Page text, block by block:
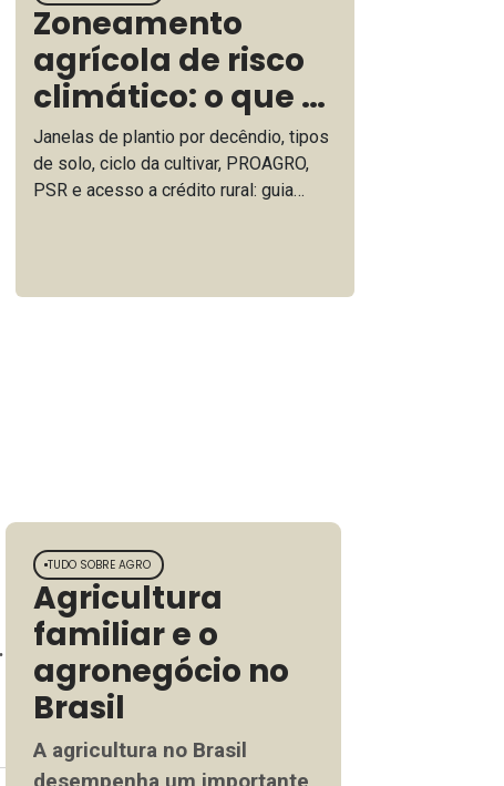
Zoneamento
agrícola de risco
climático: o que é
o ZARC e como
usar para
planejar a safra
Janelas de plantio por decêndio, tipos
de solo, ciclo da cultivar, PROAGRO,
PSR e acesso a crédito rural: guia
culturas de inverno.
TUDO SOBRE AGRO
Agricultura
familiar e o
agronegócio no
Brasil
A agricultura no Brasil